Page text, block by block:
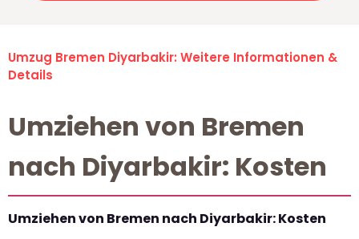
Umzug Bremen Diyarbakir: Weitere Informationen &
Details
Umziehen von Bremen
nach Diyarbakir: Kosten
Umziehen von Bremen nach Diyarbakir: Kosten